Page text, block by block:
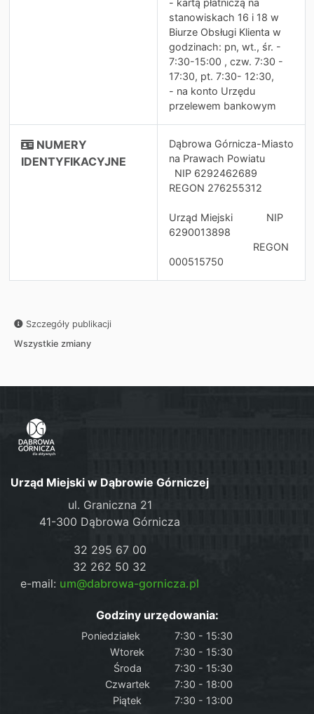
- kartą płatniczą na
stanowiskach 16 i 18 w
Biurze Obsługi Klienta w
godzinach: pn, wt., śr. -
7:30-15:00 , czw. 7:30 -
17:30, pt. 7:30- 12:30,
- na konto Urzędu
przelewem bankowym
NUMERY
IDENTYFIKACYJNE
Dąbrowa Górnicza-Miasto
na Prawach Powiatu
NIP 6292462689
REGON 276255312
Urząd Miejski NIP
6290013898
REGON
000515750
Szczegóły publikacji
Wszystkie zmiany
Urząd Miejski w Dąbrowie Górniczej
ul. Graniczna 21
41-300 Dąbrowa Górnicza
32 295 67 00
32 262 50 32
e-mail: um@dabrowa-gornicza.pl
Godziny urzędowania:
Poniedziałek
7:30 - 15:30
Wtorek
7:30 - 15:30
Środa
7:30 - 15:30
Czwartek
7:30 - 18:00
Piątek
7:30 - 13:00